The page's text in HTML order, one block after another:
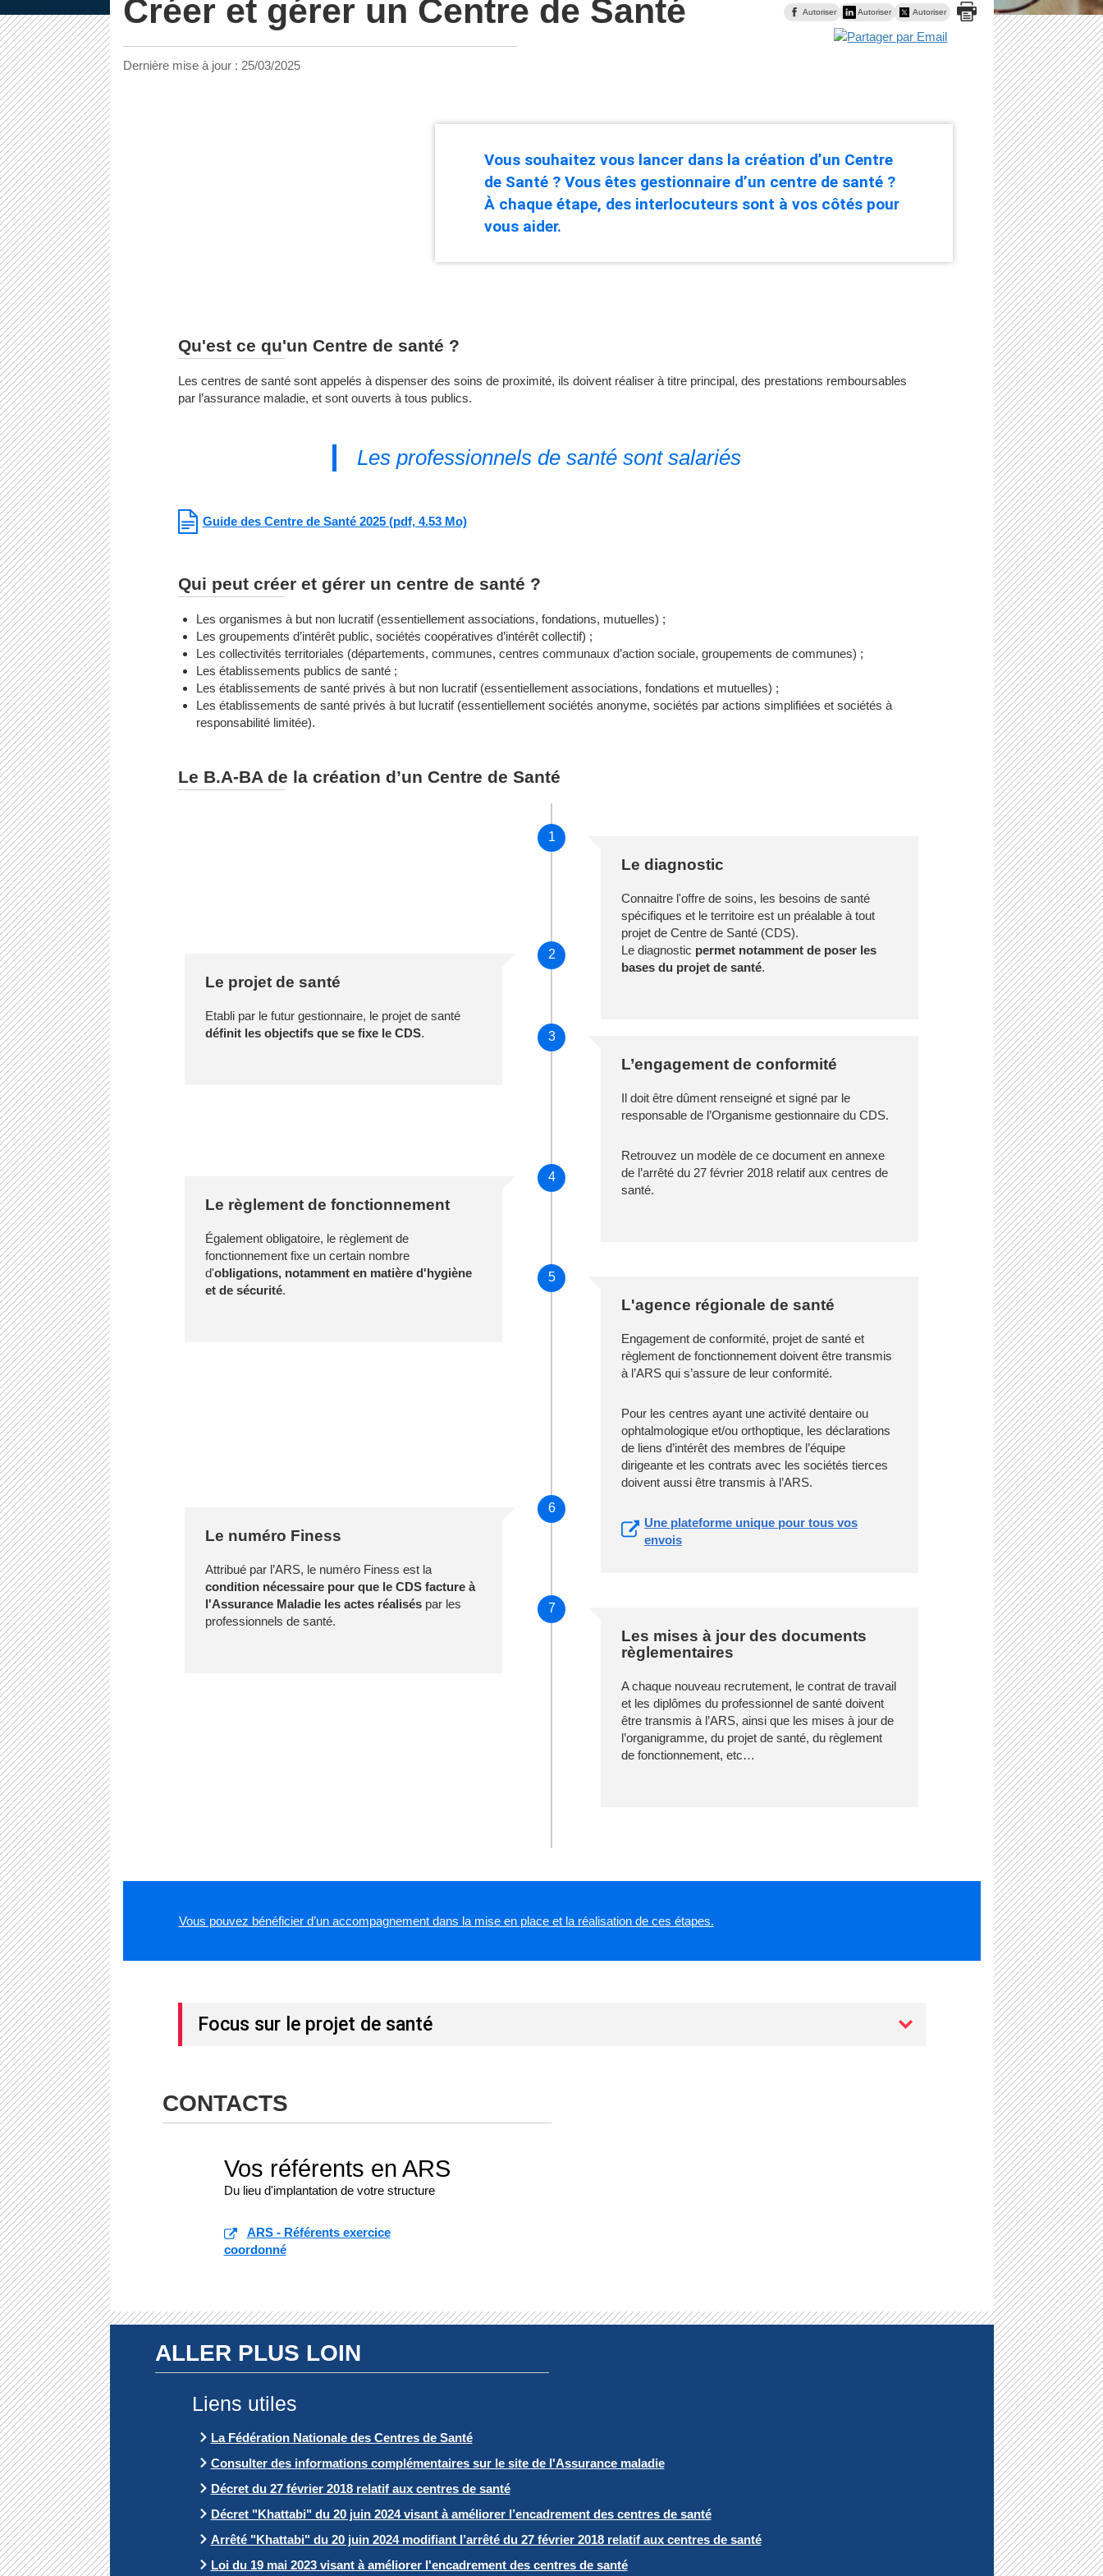
Créer et gérer un Centre de Santé Autoriser Autoriser Autoriser
Dernière mise à jour : 25/03/2025
Vous souhaitez vous lancer dans la création d’un Centre
de Santé ? Vous êtes gestionnaire d’un centre de santé ?
À chaque étape, des interlocuteurs sont à vos côtés pour
vous aider.
Qu'est ce qu'un Centre de santé ?
Les centres de santé sont appelés à dispenser des soins de proximité, ils doivent réaliser à titre principal, des prestations remboursables
par l’assurance maladie, et sont ouverts à tous publics.
Les professionnels de santé sont salariés
Guide des Centre de Santé 2025(pdf, 4.53 Mo)
Qui peut créer et gérer un centre de santé ?
Les organismes à but non lucratif (essentiellement associations, fondations, mutuelles) ;
Les groupements d’intérêt public, sociétés coopératives d’intérêt collectif) ;
Les collectivités territoriales (départements, communes, centres communaux d’action sociale, groupements de communes) ;
Les établissements publics de santé ;
Les établissements de santé privés à but non lucratif (essentiellement associations, fondations et mutuelles) ;
Les établissements de santé privés à but lucratif (essentiellement sociétés anonyme, sociétés par actions simplifiées et sociétés à
responsabilité limitée).
Le B.A-BA de la création d’un Centre de Santé
1
Le diagnostic
Connaitre l'offre de soins, les besoins de santé
spécifiques et le territoire est un préalable à tout
projet de Centre de Santé (CDS).
Le diagnostic permet notamment de poser les
bases du projet de santé.
2
Le projet de santé
Etabli par le futur gestionnaire, le projet de santé
définit les objectifs que se fixe le CDS. 3
L’engagement de conformité
Il doit être dûment renseigné et signé par le
responsable de l’Organisme gestionnaire du CDS.
Retrouvez un modèle de ce document en annexe
de l’arrêté du 27 février 2018 relatif aux centres de
santé.
4
Le règlement de fonctionnement
Également obligatoire, le règlement de
fonctionnement fixe un certain nombre
d'obligations, notamment en matière d'hygiène
et de sécurité.
5
L'agence régionale de santé
Engagement de conformité, projet de santé et
règlement de fonctionnement doivent être transmis
à l’ARS qui s’assure de leur conformité.
Pour les centres ayant une activité dentaire ou
ophtalmologique et/ou orthoptique, les déclarations
de liens d’intérêt des membres de l’équipe
dirigeante et les contrats avec les sociétés tierces
doivent aussi être transmis à l’ARS.
Une plateforme unique pour tous vos
envois
6
Le numéro Finess
Attribué par l’ARS, le numéro Finess est la
condition nécessaire pour que le CDS facture à
l'Assurance Maladie les actes réalisés par les
professionnels de santé.
7
Les mises à jour des documents
règlementaires
A chaque nouveau recrutement, le contrat de travail
et les diplômes du professionnel de santé doivent
être transmis à l’ARS, ainsi que les mises à jour de
l’organigramme, du projet de santé, du règlement
de fonctionnement, etc…
Vous pouvez bénéficier d’un accompagnement dans la mise en place et la réalisation de ces étapes.
Focus sur le projet de santé
CONTACTS
Vos référents en ARS
Du lieu d'implantation de votre structure
ARS - Référents exercice
coordonné
ALLER PLUS LOIN
Liens utiles
La Fédération Nationale des Centres de Santé
Consulter des informations complémentaires sur le site de l'Assurance maladie
Décret du 27 février 2018 relatif aux centres de santé
Décret "Khattabi" du 20 juin 2024 visant à améliorer l’encadrement des centres de santé
Arrêté "Khattabi" du 20 juin 2024 modifiant l’arrêté du 27 février 2018 relatif aux centres de santé
Loi du 19 mai 2023 visant à améliorer l'encadrement des centres de santé